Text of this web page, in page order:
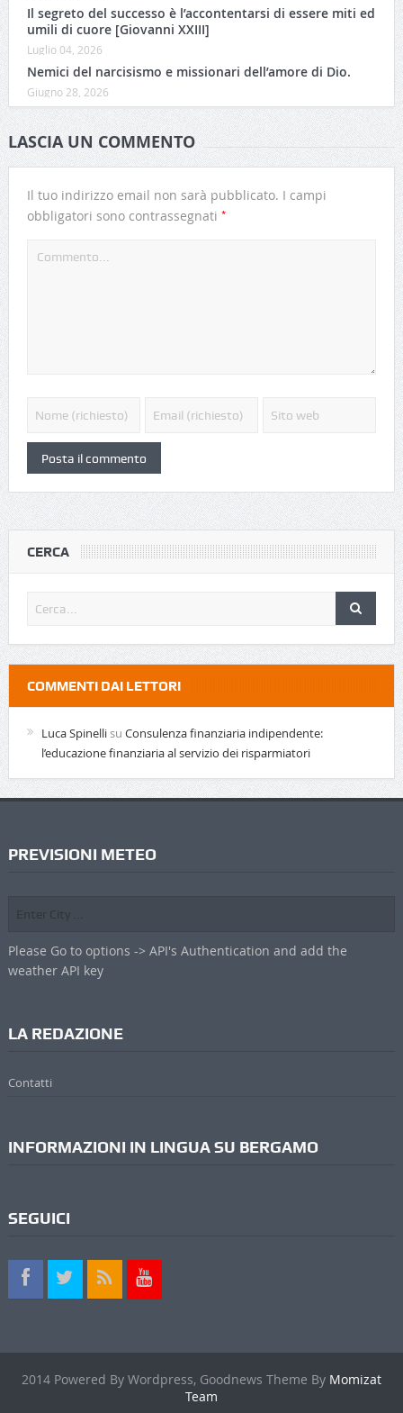
Il segreto del successo è l’accontentarsi di essere miti ed
umili di cuore [Giovanni XXIII]
Luglio 04, 2026
Nemici del narcisismo e missionari dell’amore di Dio.
Giugno 28, 2026
LASCIA UN COMMENTO
Il tuo indirizzo email non sarà pubblicato. I campi
obbligatori sono contrassegnati *
CERCA
COMMENTI DAI LETTORI
Luca Spinellisu Consulenza finanziaria indipendente:
l’educazione finanziaria al servizio dei risparmiatori
PREVISIONI METEO
Please Go to options -> API's Authentication and add the
weather API key
LA REDAZIONE
Contatti
INFORMAZIONI IN LINGUA SU BERGAMO
SEGUICI
2014 Powered By Wordpress, Goodnews Theme By Momizat
Team